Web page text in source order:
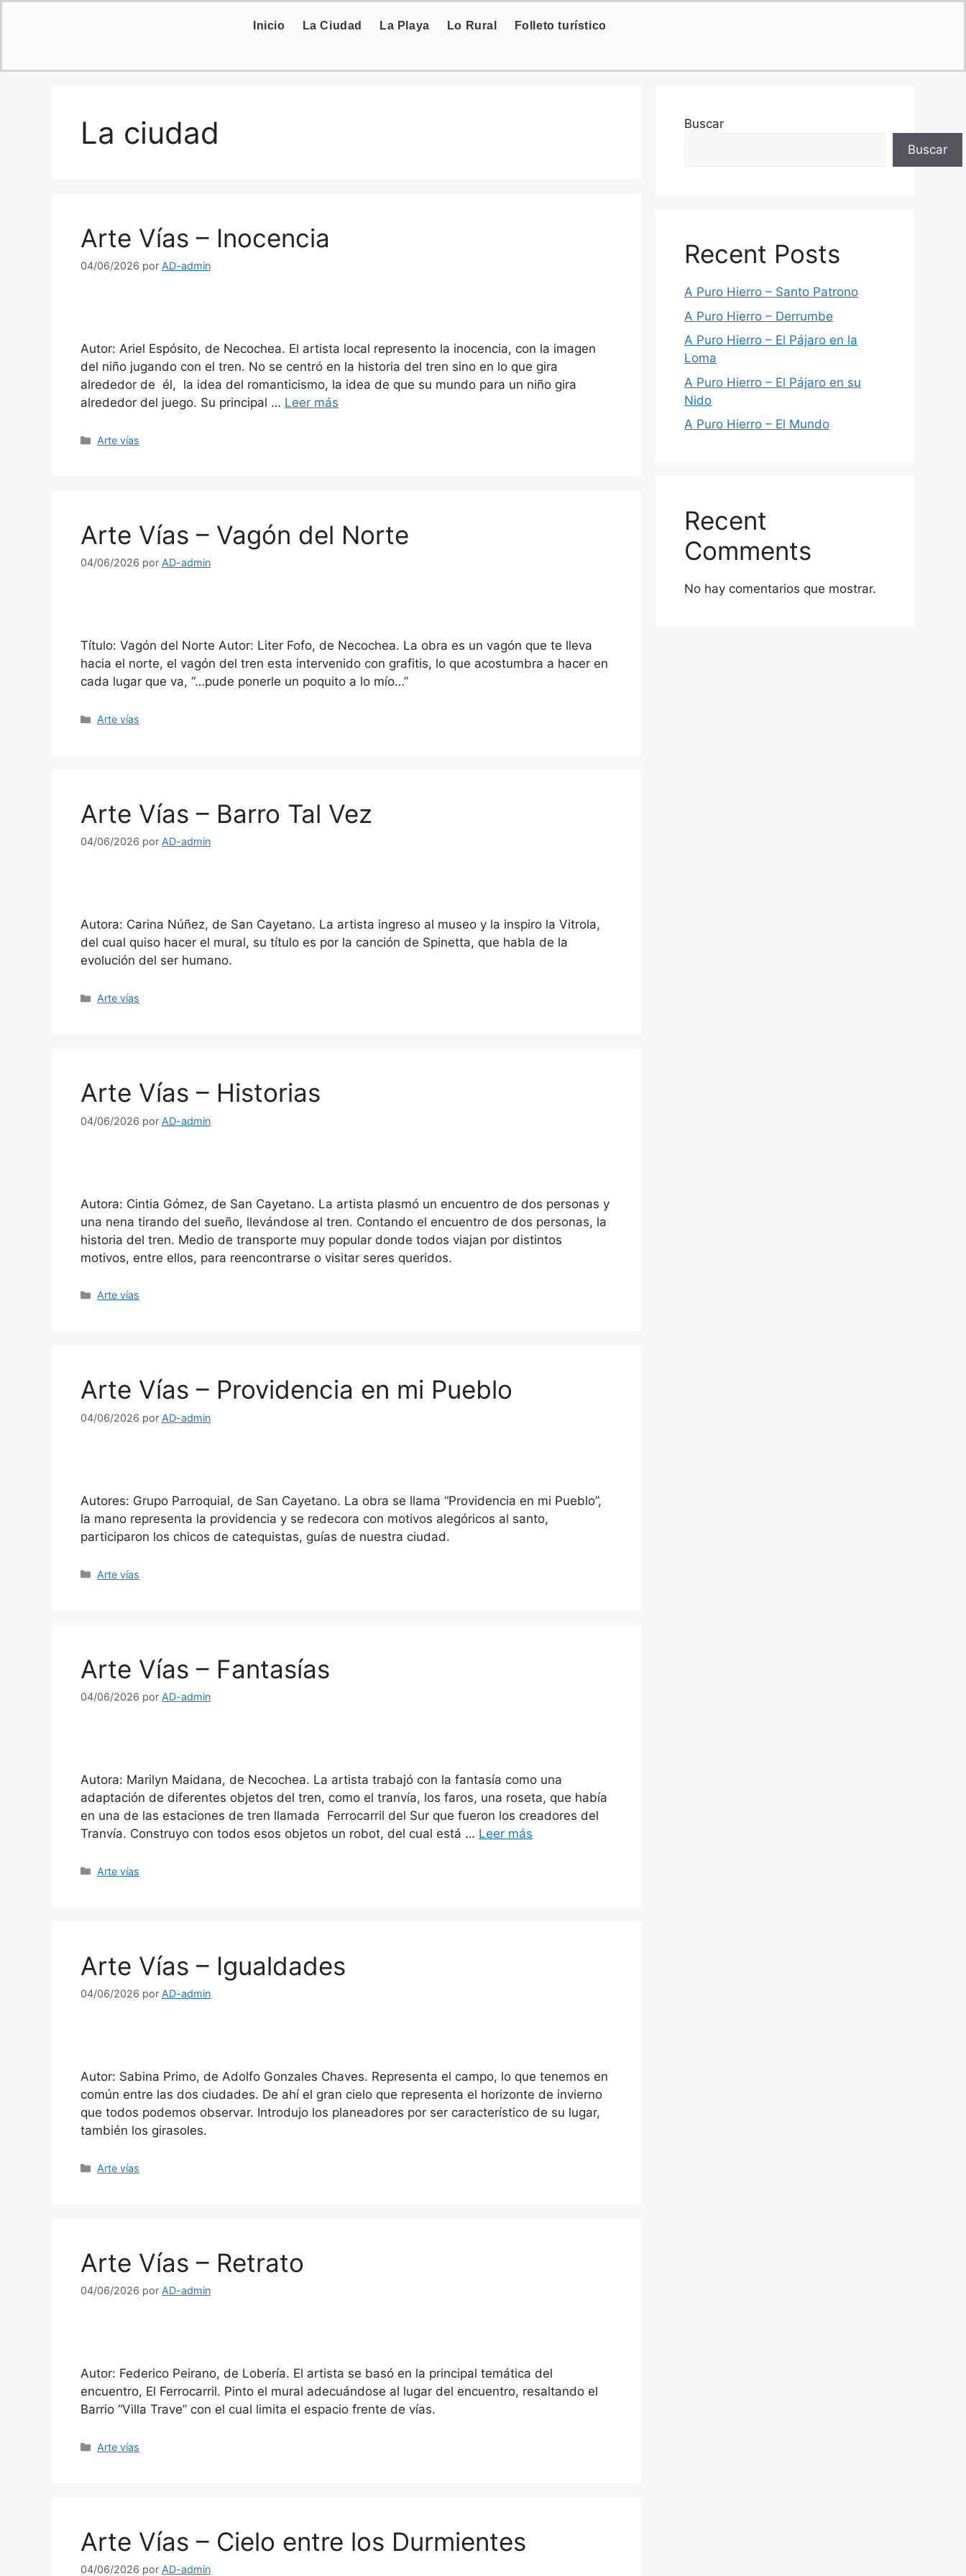
Inicio La Ciudad La Playa Lo Rural Folleto turístico
La ciudad
Arte Vías – Inocencia
04/06/2026 por AD-admin
Autor: Ariel Espósito, de Necochea. El artista local represento la inocencia, con la imagen
del niño jugando con el tren. No se centró en la historia del tren sino en lo que gira
alrededor de él, la idea del romanticismo, la idea de que su mundo para un niño gira
alrededor del juego. Su principal … Leer más
Arte vías
Arte Vías – Vagón del Norte
04/06/2026 por AD-admin
Título: Vagón del Norte Autor: Liter Fofo, de Necochea. La obra es un vagón que te lleva
hacia el norte, el vagón del tren esta intervenido con grafitis, lo que acostumbra a hacer en
cada lugar que va, “…pude ponerle un poquito a lo mío…”
Arte vías
Arte Vías – Barro Tal Vez
04/06/2026 por AD-admin
Autora: Carina Núñez, de San Cayetano. La artista ingreso al museo y la inspiro la Vitrola,
del cual quiso hacer el mural, su título es por la canción de Spinetta, que habla de la
evolución del ser humano.
Arte vías
Arte Vías – Historias
04/06/2026 por AD-admin
Autora: Cintia Gómez, de San Cayetano. La artista plasmó un encuentro de dos personas y
una nena tirando del sueño, llevándose al tren. Contando el encuentro de dos personas, la
historia del tren. Medio de transporte muy popular donde todos viajan por distintos
motivos, entre ellos, para reencontrarse o visitar seres queridos.
Arte vías
Arte Vías – Providencia en mi Pueblo
04/06/2026 por AD-admin
Autores: Grupo Parroquial, de San Cayetano. La obra se llama “Providencia en mi Pueblo”,
la mano representa la providencia y se redecora con motivos alegóricos al santo,
participaron los chicos de catequistas, guías de nuestra ciudad.
Arte vías
Arte Vías – Fantasías
04/06/2026 por AD-admin
Autora: Marilyn Maidana, de Necochea. La artista trabajó con la fantasía como una
adaptación de diferentes objetos del tren, como el tranvía, los faros, una roseta, que había
en una de las estaciones de tren llamada Ferrocarril del Sur que fueron los creadores del
Tranvía. Construyo con todos esos objetos un robot, del cual está … Leer más
Arte vías
Arte Vías – Igualdades
04/06/2026 por AD-admin
Autor: Sabina Primo, de Adolfo Gonzales Chaves. Representa el campo, lo que tenemos en
común entre las dos ciudades. De ahí el gran cielo que representa el horizonte de invierno
que todos podemos observar. Introdujo los planeadores por ser característico de su lugar,
también los girasoles.
Arte vías
Arte Vías – Retrato
04/06/2026 por AD-admin
Autor: Federico Peirano, de Lobería. El artista se basó en la principal temática del
encuentro, El Ferrocarril. Pinto el mural adecuándose al lugar del encuentro, resaltando el
Barrio “Villa Trave” con el cual limita el espacio frente de vías.
Arte vías
Arte Vías – Cielo entre los Durmientes
04/06/2026 por AD-admin
Buscar
Buscar
Recent Posts
A Puro Hierro – Santo Patrono
A Puro Hierro – Derrumbe
A Puro Hierro – El Pájaro en la
Loma
A Puro Hierro – El Pájaro en su
Nido
A Puro Hierro – El Mundo
Recent
Comments
No hay comentarios que mostrar.